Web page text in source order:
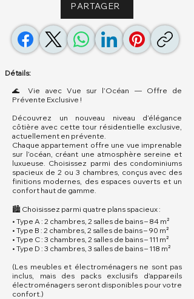
PARTAGER
Détails:
🌊 Vie avec Vue sur l’Océan — Offre de
Prévente Exclusive !
Découvrez un nouveau niveau d’élégance
côtière avec cette tour résidentielle exclusive,
actuellement en prévente.
Chaque appartement offre une vue imprenable
sur l’océan, créant une atmosphère sereine et
luxueuse. Choisissez parmi des condominiums
spacieux de 2 ou 3 chambres, conçus avec des
finitions modernes, des espaces ouverts et un
confort haut de gamme.
🏙️ Choisissez parmi quatre plans spacieux :
• Type A : 2 chambres, 2 salles de bains – 84 m²
• Type B : 2 chambres, 2 salles de bains – 90 m²
• Type C : 3 chambres, 2 salles de bains – 111 m²
• Type D : 3 chambres, 3 salles de bains – 118 m²
(Les meubles et électroménagers ne sont pas
inclus, mais des packs exclusifs d’appareils
électroménagers seront disponibles pour votre
confort.)